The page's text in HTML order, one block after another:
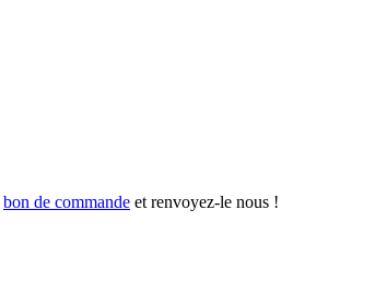
bon de commande et renvoyez-le nous !